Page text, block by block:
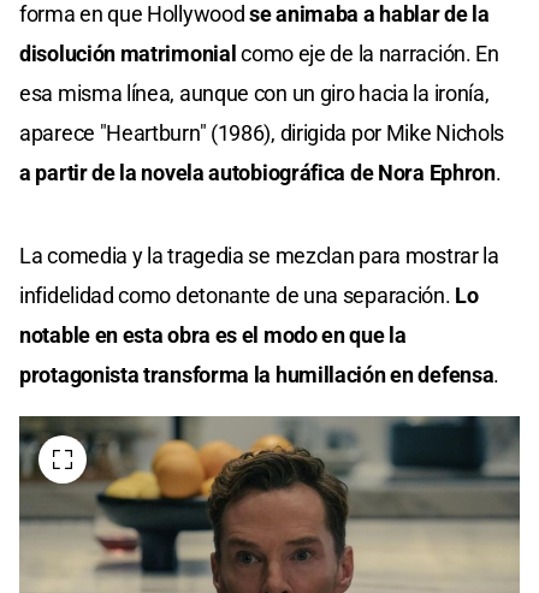
forma en que Hollywoodse animaba a hablar de la
disolución matrimonialcomo eje de la narración. En
esa misma línea, aunque con un giro hacia la ironía,
aparece "Heartburn" (1986), dirigida por Mike Nichols
a partir de la novela autobiográfica de Nora Ephron.
La comedia y la tragedia se mezclan para mostrar la
infidelidad como detonante de una separación. Lo
notable en esta obra es el modo en que la
protagonista transforma la humillación en defensa.